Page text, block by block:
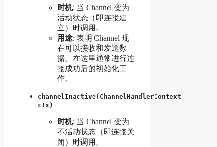
时机: 当 Channel 变为
活动状态（即连接建
立）时调用。
用途: 表明 Channel 现
在可以接收和发送数
据。在这里通常进行连
接成功后的初始化工
作。
channelInactive(ChannelHandlerContext
ctx)
时机: 当 Channel 变为
不活动状态（即连接关
闭）时调用。